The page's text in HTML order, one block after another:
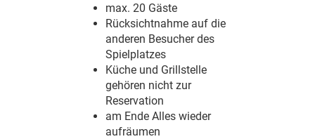
max. 20 Gäste
Rücksichtnahme auf die
anderen Besucher des
Spielplatzes
Küche und Grillstelle
gehören nicht zur
Reservation
am Ende Alles wieder
aufräumen